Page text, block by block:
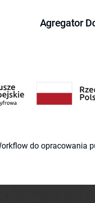
Agregator
do opracowania